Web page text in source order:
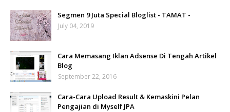
Segmen 9 Juta Special Bloglist - TAMAT -
July 04, 2019
Cara Memasang Iklan Adsense Di Tengah Artikel
Blog
September 22, 2016
Cara-Cara Upload Result & Kemaskini Pelan
Pengajian di Myself JPA